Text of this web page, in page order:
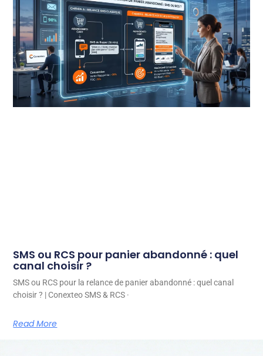
SMS ou RCS pour panier abandonné : quel
canal choisir ?
SMS ou RCS pour la relance de panier abandonné : quel canal
choisir ? | Conexteo SMS & RCS ·
Read More